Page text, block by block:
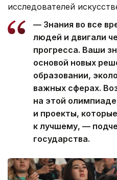
исследователей
— Знания во все
людей и двигали
прогресса. Ваши
основой новых
образовании,
важных сферах.
на этой
и проекты,
к лучшему, —
государства.